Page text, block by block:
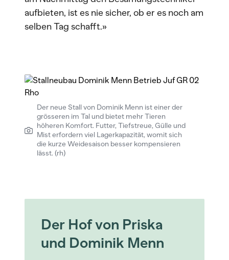
aufbieten, ist es nie sicher, ob er es noch am
selben Tag schafft.»
Der neue Stall von Dominik Menn ist einer der
grösseren im Tal und bietet mehr Tieren
höheren Komfort. Futter, Tiefstreue, Gülle und
Mist erfordern viel Lagerkapazität, womit sich
die kurze Weidesaison besser kompensieren
lässt. (rh)
Der Hof von Priska
und Dominik Menn